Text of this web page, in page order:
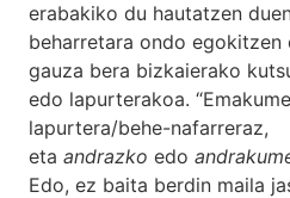
erabakiko du hautatzen
beharretara ondo egokitzen
gauza bera bizkaierako
edo lapurterakoa.
lapurtera/behe-nafarreraz,
eta andrazko edo
Edo, ez baita berdin maila